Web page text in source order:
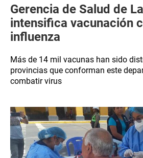
Gerencia de Salud de
intensifica vacunación
influenza
Más de 14 mil vacunas han sido
provincias que conforman este
combatir virus